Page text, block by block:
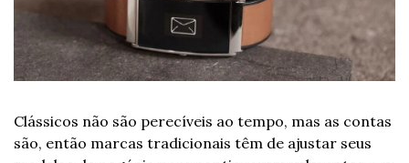
Clássicos não são perecíveis ao tempo, mas as contas
são, então marcas tradicionais têm de ajustar seus